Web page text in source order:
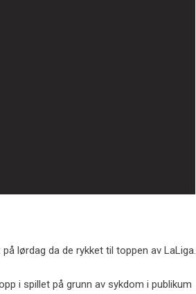
lørdag da de rykket til toppen av LaLiga.
i spillet på grunn av sykdom i publikum